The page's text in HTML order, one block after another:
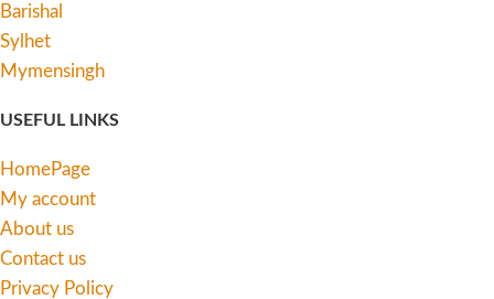
Barishal
Sylhet
Mymensingh
USEFUL LINKS
HomePage
My account
About us
Contact us
Privacy Policy